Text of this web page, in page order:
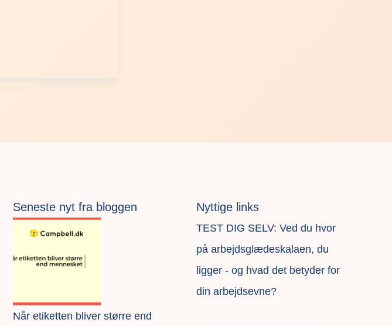
Seneste nyt fra bloggen
Når etiketten bliver større end
Nyttige links
TEST DIG SELV: Ved du hvor
på arbejdsglædeskalaen, du
ligger - og hvad det betyder for
din arbejdsevne?